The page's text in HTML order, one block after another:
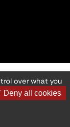
over what you
Deny all cookies